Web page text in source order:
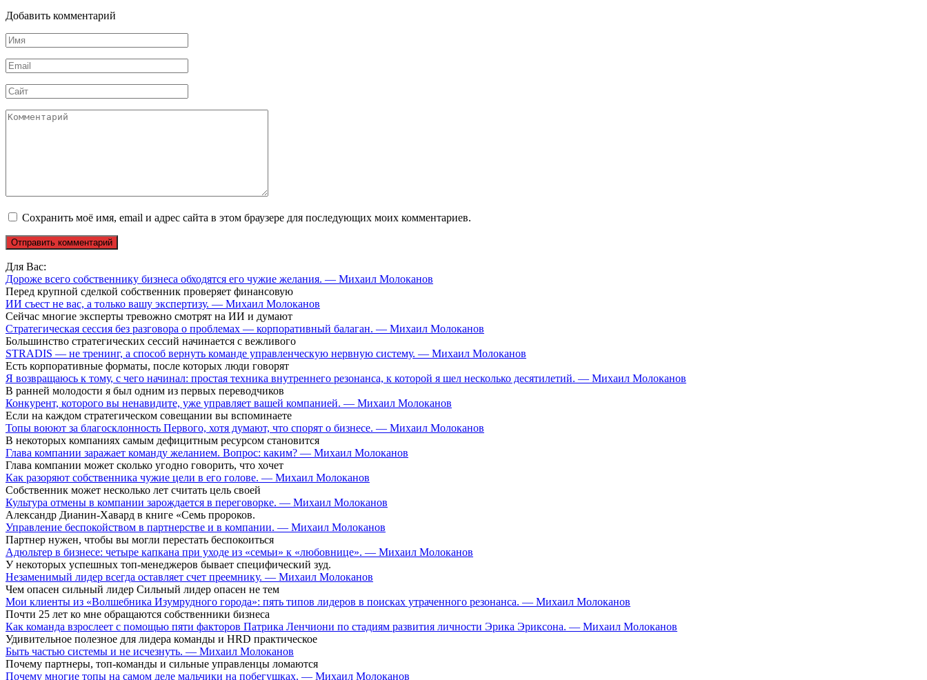
Добавить комментарий
Имя
*
Email
*
Сайт
Комментарий
Сохранить моё имя, email и адрес сайта в этом браузере для последующих моих комментариев.
Для Вас:
Дороже всего собственнику бизнеса обходятся его чужие желания. — Михаил Молоканов
Перед крупной сделкой собственник проверяет финансовую
ИИ съест не вас, а только вашу экспертизу. — Михаил Молоканов
Сейчас многие эксперты тревожно смотрят на ИИ и думают
Стратегическая сессия без разговора о проблемах — корпоративный балаган. — Михаил Молоканов
Большинство стратегических сессий начинается с вежливого
STRADIS — не тренинг, а способ вернуть команде управленческую нервную систему. — Михаил Молоканов
Есть корпоративные форматы, после которых люди говорят
Я возвращаюсь к тому, с чего начинал: простая техника внутреннего резонанса, к которой я шел несколько десятилетий. — Михаил Молоканов
В ранней молодости я был одним из первых переводчиков
Конкурент, которого вы ненавидите, уже управляет вашей компанией. — Михаил Молоканов
Если на каждом стратегическом совещании вы вспоминаете
Топы воюют за благосклонность Первого, хотя думают, что спорят о бизнесе. — Михаил Молоканов
В некоторых компаниях самым дефицитным ресурсом становится
Глава компании заражает команду желанием. Вопрос: каким? — Михаил Молоканов
Глава компании может сколько угодно говорить, что хочет
Как разоряют собственника чужие цели в его голове. — Михаил Молоканов
Собственник может несколько лет считать цель своей
Культура отмены в компании зарождается в переговорке. — Михаил Молоканов
Александр Дианин-Хавард в книге «Семь пророков.
Управление беспокойством в партнерстве и в компании. — Михаил Молоканов
Партнер нужен, чтобы вы могли перестать беспокоиться
Адюльтер в бизнесе: четыре капкана при уходе из «семьи» к «любовнице». — Михаил Молоканов
У некоторых успешных топ-менеджеров бывает специфический зуд.
Незаменимый лидер всегда оставляет счет преемнику. — Михаил Молоканов
Чем опасен сильный лидер Сильный лидер опасен не тем
Мои клиенты из «Волшебника Изумрудного города»: пять типов лидеров в поисках утраченного резонанса. — Михаил Молоканов
Почти 25 лет ко мне обращаются собственники бизнеса
Как команда взрослеет с помощью пяти факторов Патрика Ленчиони по стадиям развития личности Эрика Эриксона. — Михаил Молоканов
Удивительное полезное для лидера команды и HRD практическое
Быть частью системы и не исчезнуть. — Михаил Молоканов
Почему партнеры, топ-команды и сильные управленцы ломаются
Почему многие топы на самом деле мальчики на побегушках. — Михаил Молоканов